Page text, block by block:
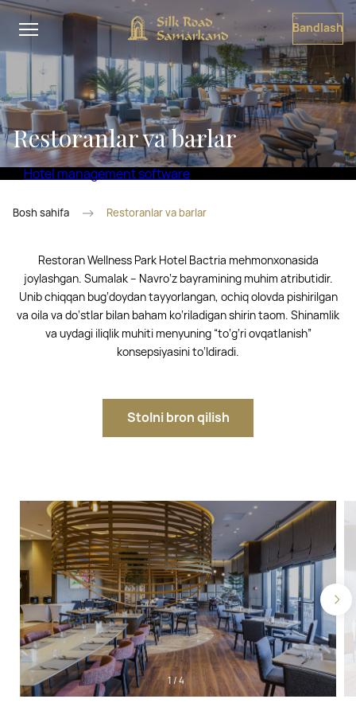
Bandlash
Restoranlar va barlar
Hotel management software
Bosh sahifa Restoranlar va barlar
Restoran Wellness Park Hotel Bactria mehmonxonasida
joylashgan. Sumalak – Navro‘z bayramining muhim atributidir.
Unib chiqqan bug‘doydan tayyorlangan, ochiq olovda pishirilgan
va oila va do‘stlar bilan baham ko‘riladigan shirin taom. Shinamlik
va uydagi iliqlik muhiti menyuning “to‘g‘ri ovqatlanish”
konsepsiyasini to‘ldiradi.
Stolni bron qilish
1/4